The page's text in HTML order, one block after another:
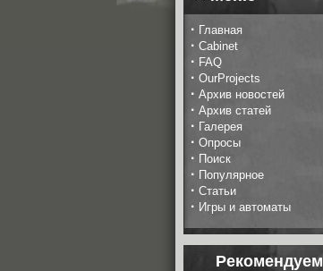
· Главная
· Cabinet
· FAQ
· OurProjects
· Архив новостей
· Архив статей
· Галерея
· Опросы
· Поиск
· Популярное
· Статьи
· Игры и автоматы
Рекомендуем